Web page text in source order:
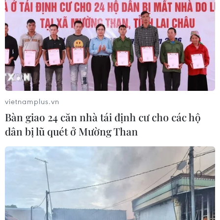
Nhật Cường Mobile, đồng thời đề nghị Interpol hỗ trợ
truy bắt, đưa vào danh sách Truy nã đỏ.
vietnamplus.vn
Bàn giao 24 căn nhà tái định cư cho các hộ
dân bị lũ quét ở Mường Than